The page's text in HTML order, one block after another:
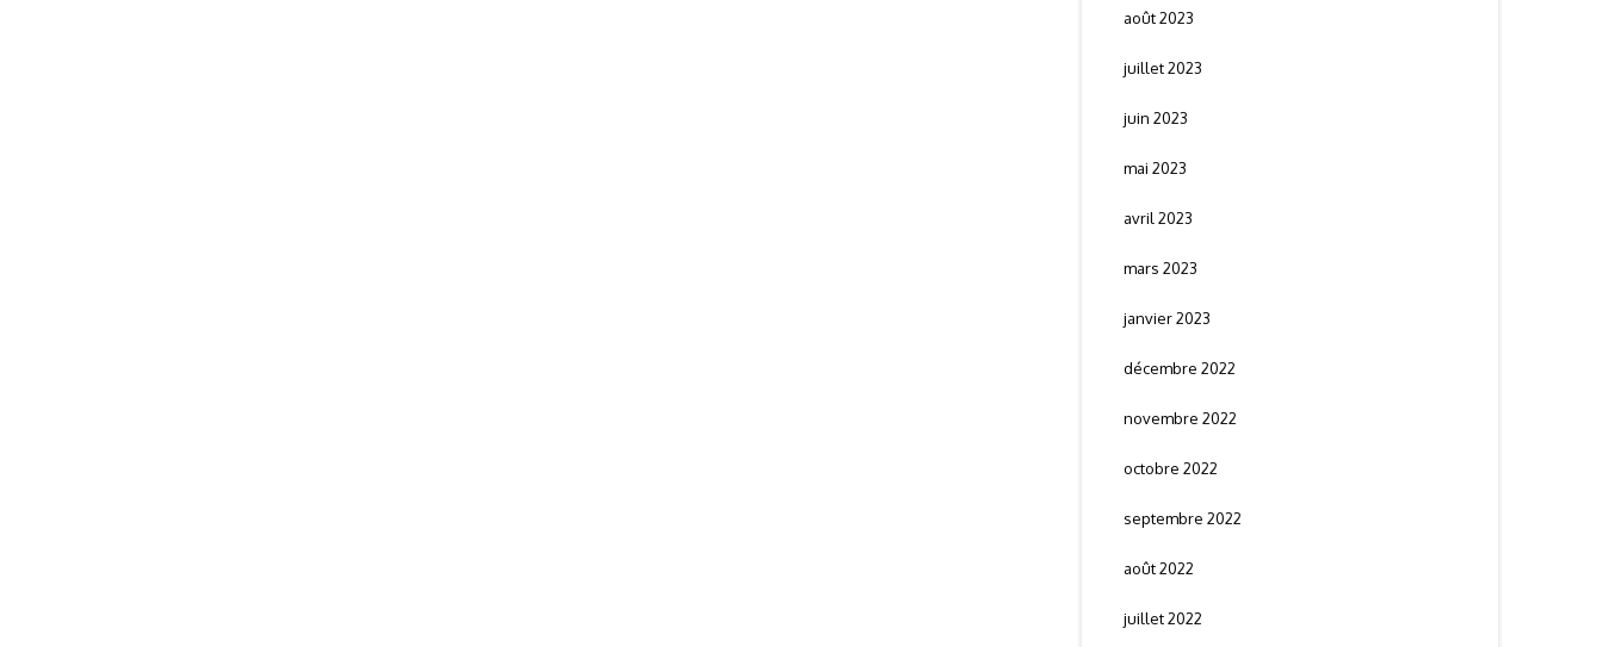
août 2023
juillet 2023
juin 2023
mai 2023
avril 2023
mars 2023
janvier 2023
décembre 2022
novembre 2022
octobre 2022
septembre 2022
août 2022
juillet 2022